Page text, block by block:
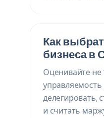
Как
бизнеса в
Оценивайте не
делегировать,
и считать